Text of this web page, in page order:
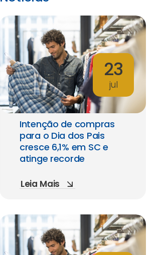
23
jul
Intenção de compras
para o Dia dos Pais
cresce 6,1% em SC e
atinge recorde
Leia Mais